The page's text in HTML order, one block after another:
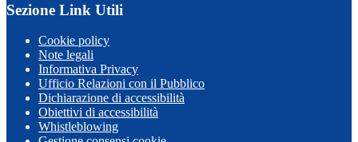
Sezione Link Utili
Cookie policy
Note legali
Informativa Privacy
Ufficio Relazioni con il Pubblico
Dichiarazione di accessibilità
Obiettivi di accessibilità
Whistleblowing